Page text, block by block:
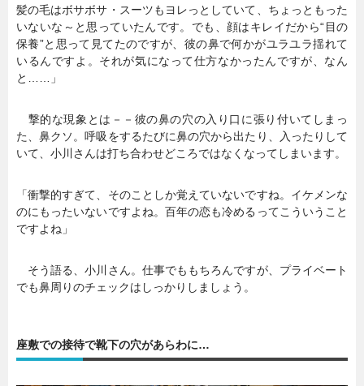
髪の毛はボサボサ・スーツもヨレっとしていて、ちょっともった
いないな～と思っていたんです。でも、顔はキレイだから“目の
保養”と思って見てたのですが、彼の鼻で何かがユラユラ揺れて
いるんですよ。それが気になって仕方なかったんですが、なん
と……」
撃的な現象とは－－彼の鼻の穴の入り口に張り付いてしまっ
た、鼻クソ。呼吸をするたびに鼻の穴から出たり、入ったりして
いて、小川さんは打ち合わせどころではなくなってしまいます。
「衝撃的すぎて、そのことしか覚えていないですね。イケメンな
のにもったいないですよね。百年の恋も冷めるってこういうこと
ですよね」
そう語る、小川さん。仕事でももちろんですが、プライベート
でも鼻周りのチェックはしっかりしましょう。
座敷での接待で靴下の穴があらわに…